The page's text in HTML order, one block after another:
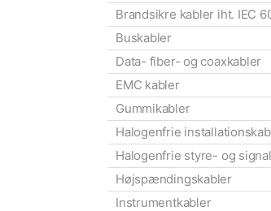
Brandsikre kabler iht. IEC
Buskabler
Data- fiber- og coaxkabler
EMC kabler
Gummikabler
Halogenfrie
Halogenfrie styre- og
Højspændingskabler
Instrumentkabler